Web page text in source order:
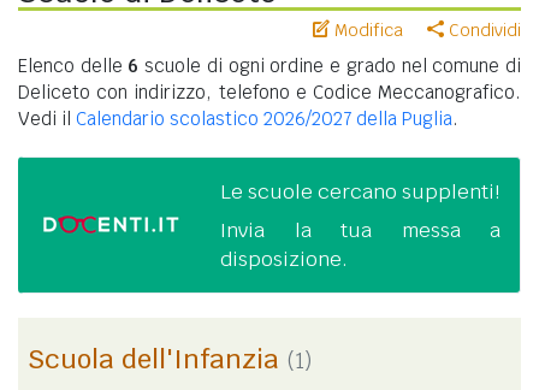
Modifica Condividi
Elenco delle 6 scuole di ogni ordine e grado nel comune di
Deliceto con indirizzo, telefono e Codice Meccanografico.
Vedi il Calendario scolastico 2026/2027 della Puglia.
Le scuole cercano supplenti!
Invia la tua messa a
disposizione.
Scuola dell'Infanzia (1)